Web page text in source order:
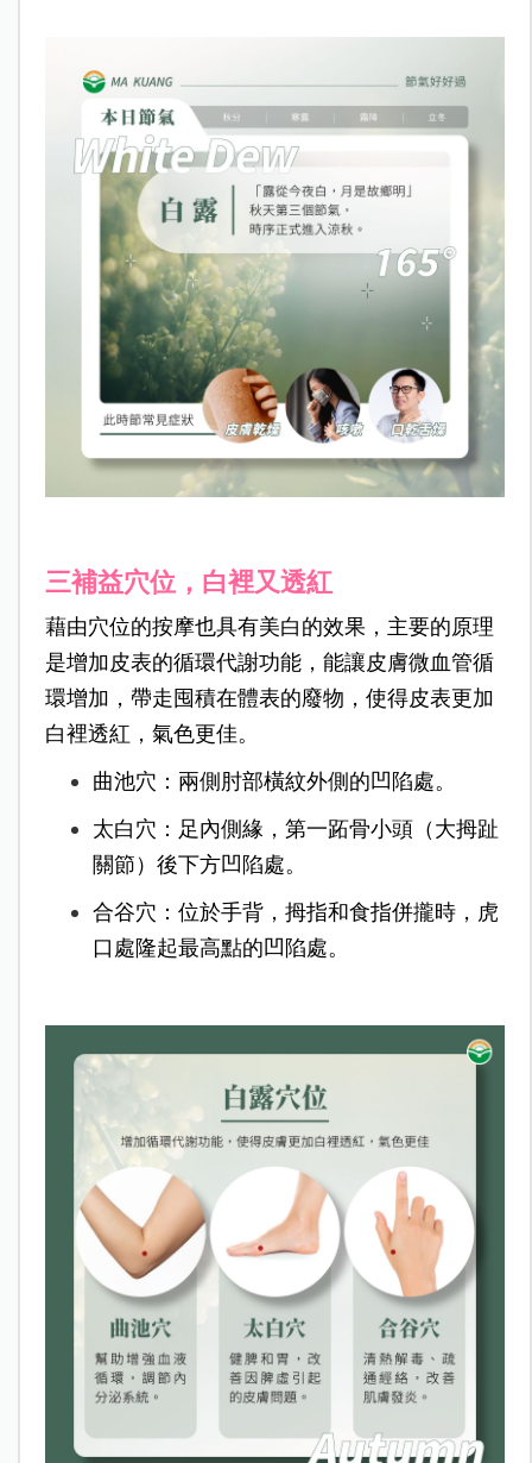
三補益穴位，白裡又透紅
藉由穴位的按摩也具有美白的效果，主要的原理
是增加皮表的循環代謝功能，能讓皮膚微血管循
環增加，帶走囤積在體表的廢物，使得皮表更加
白裡透紅，氣色更佳。
曲池穴：兩側肘部橫紋外側的凹陷處。
太白穴：足內側緣，第一跖骨小頭（大拇趾
關節）後下方凹陷處。
合谷穴：位於手背，拇指和食指併攏時，虎
口處隆起最高點的凹陷處。